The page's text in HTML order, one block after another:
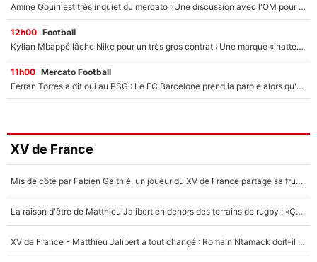
Amine Gouiri est très inquiet du mercato : Une discussion avec l'OM pour acter son transfert !
12h00 Football
Kylian Mbappé lâche Nike pour un très gros contrat : Une marque «inattendue» va frapper très fort
11h00 Mercato Football
Ferran Torres a dit oui au PSG : Le FC Barcelone prend la parole alors qu'un transfert de l'attaquant espagnol prend forme
XV de France
Mis de côté par Fabien Galthié, un joueur du XV de France partage sa frustration : «ils ne me l’ont pas dit tout de suite»
La raison d'être de Matthieu Jalibert en dehors des terrains de rugby : «Ça m'atteint autant que si tu touches à un membre de ma famille»
XV de France - Matthieu Jalibert a tout changé : Romain Ntamack doit-il s’inquiéter pour sa place à un an de la Coupe du monde ?